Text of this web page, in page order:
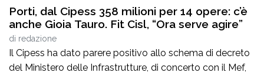
Porti, dal Cipess 358 milioni per 14 opere: c’è
anche Gioia Tauro. Fit Cisl, “Ora serve agire”
di redazione
Il Cipess ha dato parere positivo allo schema di decreto
del Ministero delle Infrastrutture, di concerto con il Mef,